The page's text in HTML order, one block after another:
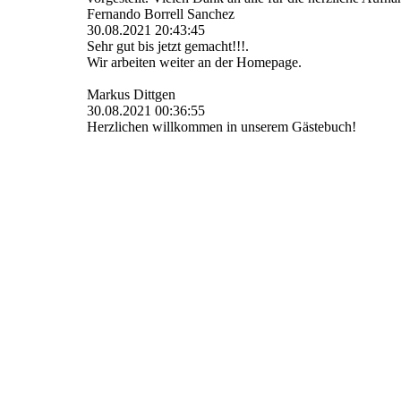
Fernando Borrell Sanchez
30.08.2021 20:43:45
Sehr gut bis jetzt gemacht!!!.
Wir arbeiten weiter an der Homepage.
Markus Dittgen
30.08.2021 00:36:55
Herzlichen willkommen in unserem Gästebuch!